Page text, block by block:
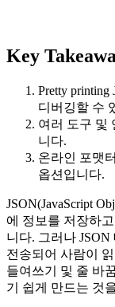
Key
Pretty
디버깅할 수
여러 도구 및
니다.
온라인 포맷
옵션입니다.
JSON(JavaScript
에 정보를 저장하
니다. 그러나
전송되어 사람이
들여쓰기 및 줄 바
기 쉽게 만드는 것